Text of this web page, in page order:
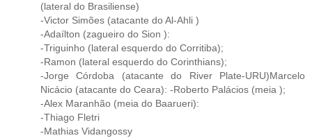
(lateral do Brasiliense)
-Victor Simões (atacante do Al-Ahli )
-Adaílton (zagueiro do Sion ):
-Triguinho (lateral esquerdo do Corritiba);
-Ramon (lateral esquerdo do Corinthians);
-Jorge Córdoba (atacante do River Plate-URU)Marcelo
Nicácio (atacante do Ceara): -Roberto Palácios (meia );
-Alex Maranhão (meia do Baarueri):
-Thiago Fletri
-Mathias Vidangossy